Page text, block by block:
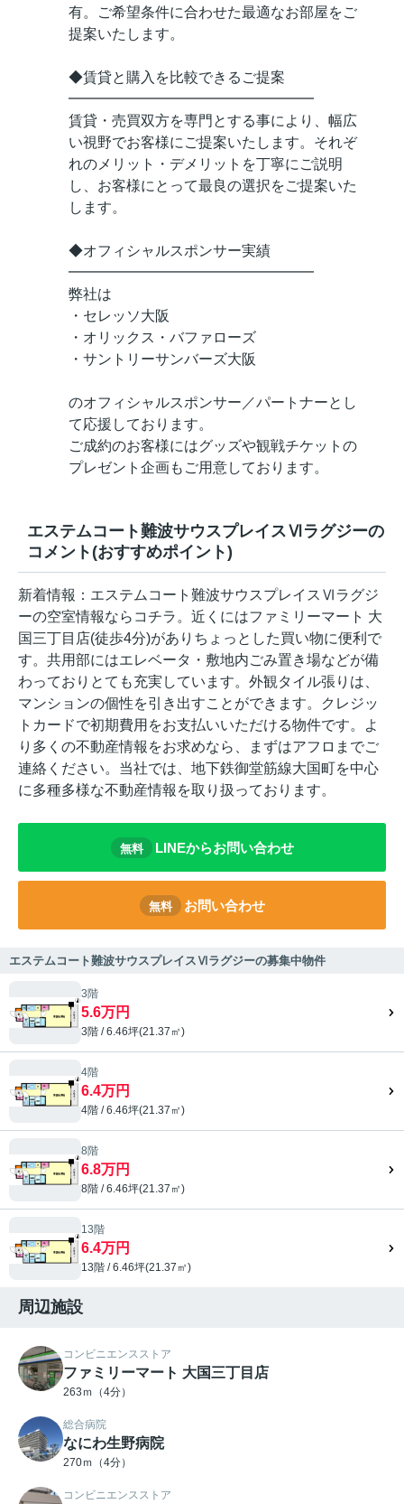
有。ご希望条件に合わせた最適なお部屋をご
提案いたします。
◆賃貸と購入を比較できるご提案
━━━━━━━━━━━━━━━━━
賃貸・売買双方を専門とする事により、幅広
い視野でお客様にご提案いたします。それぞ
れのメリット・デメリットを丁寧にご説明
し、お客様にとって最良の選択をご提案いた
します。
◆オフィシャルスポンサー実績
━━━━━━━━━━━━━━━━━
弊社は
・セレッソ大阪
・オリックス・バファローズ
・サントリーサンバーズ大阪
のオフィシャルスポンサー／パートナーとし
て応援しております。
ご成約のお客様にはグッズや観戦チケットの
プレゼント企画もご用意しております。
エステムコート難波サウスプレイスⅥラグジーの
コメント(おすすめポイント)
新着情報：エステムコート難波サウスプレイスⅥラグジ
ーの空室情報ならコチラ。近くにはファミリーマート 大
国三丁目店(徒歩4分)がありちょっとした買い物に便利で
す。共用部にはエレベータ・敷地内ごみ置き場などが備
わっておりとても充実しています。外観タイル張りは、
マンションの個性を引き出すことができます。クレジッ
トカードで初期費用をお支払いいただける物件です。よ
り多くの不動産情報をお求めなら、まずはアフロまでご
連絡ください。当社では、地下鉄御堂筋線大国町を中心
に多種多様な不動産情報を取り扱っております。
無料 LINEからお問い合わせ
無料 お問い合わせ
エステムコート難波サウスプレイスⅥラグジーの募集中物件
3階
5.6万円
3階 / 6.46坪(21.37㎡)
4階
6.4万円
4階 / 6.46坪(21.37㎡)
8階
6.8万円
8階 / 6.46坪(21.37㎡)
13階
6.4万円
13階 / 6.46坪(21.37㎡)
周辺施設
コンビニエンスストア
ファミリーマート 大国三丁目店
263ｍ（4分）
総合病院
なにわ生野病院
270ｍ（4分）
コンビニエンスストア